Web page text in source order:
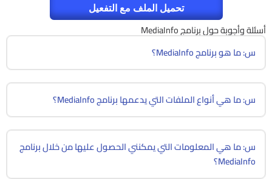
تحميل الملف مع التفعيل
أسئلة وأجوبة حول برنامج MediaInfo
س: ما هو برنامج MediaInfo؟
س: ما هي أنواع الملفات التي يدعمها برنامج MediaInfo؟
س: ما هي المعلومات التي يمكنني الحصول عليها من خلال برنامج
MediaInfo؟